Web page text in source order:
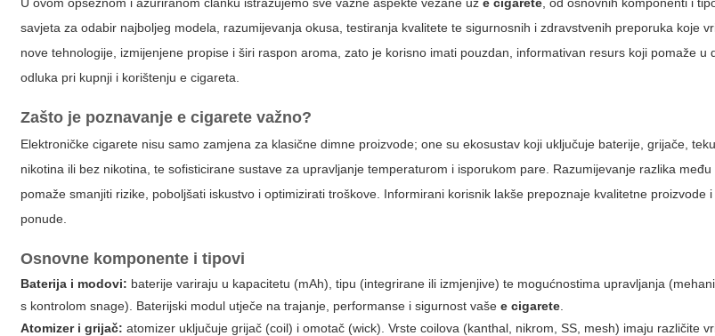
savjeta za odabir najboljeg modela, razumijevanja okusa, testiranja kvalitete te sigurnosnih i zdravstvenih preporuka koje
nove tehnologije, izmijenjene propise i širi raspon aroma, zato je korisno imati pouzdan, informativan resurs koji pomaže u
odluka pri kupnji i korištenjue cigareta
Zašto je poznavanjee cigarete važno?
Elektroničke cigarete nisu samo zamjena za klasične dimne proizvode; one su ekosustav koji uključuje baterije, grijače,
nikotina ili bez nikotina, te sofisticirane sustave za upravljanje temperaturom i isporukom pare. Razumijevanje razlika
pomaže smanjiti rizike, poboljšati iskustvo i optimizirati troškove. Informirani korisnik lakše prepoznaje kvalitetne proizvode
ponude.
Osnovne komponente i tipovi
Baterija i modovi: baterije variraju u kapacitetu (mAh), tipu (integrirane ili izmjenjive) te mogućnostima upravljanja
s kontrolom snage). Baterijski modul utječe na trajanje, performanse i sigurnost vašee cigarete
Atomizer i grijač: atomizer uključuje grijač (coil) i omotač (wick). Vrste coilova (kanthal, nikrom, SS, mesh) imaju različite